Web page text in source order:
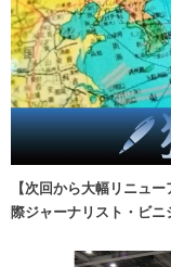
【次回から大幅リニュ
際ジャーナリスト・ビニ